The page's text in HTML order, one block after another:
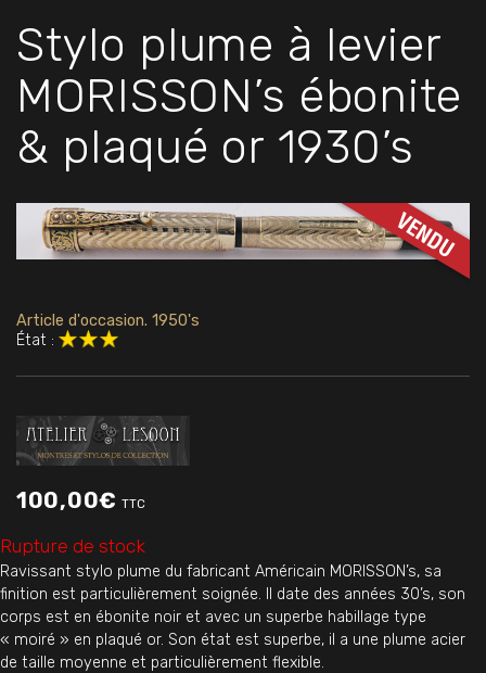
Stylo plume à levier
MORISSON’s ébonite
& plaqué or 1930’s
Article d'occasion. 1950's
État :
100,00€ TTC
Rupture de stock
Ravissant stylo plume du fabricant Américain MORISSON’s, sa
finition est particulièrement soignée. Il date des années 30’s, son
corps est en ébonite noir et avec un superbe habillage type
« moiré » en plaqué or. Son état est superbe, il a une plume acier
de taille moyenne et particulièrement flexible.